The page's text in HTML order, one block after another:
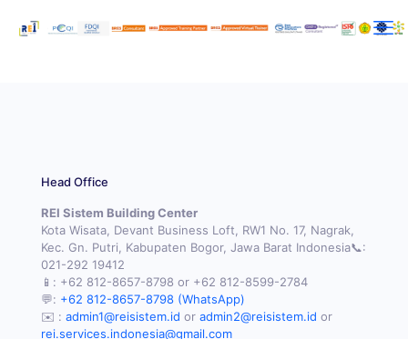
Head Office
REI Sistem Building Center
Kota Wisata, Devant Business Loft, RW1 No. 17, Nagrak,
Kec. Gn. Putri, Kabupaten Bogor, Jawa Barat Indonesia📞:
021-292 19412
📱: +62 812-8657-8798 or +62 812-8599-2784
💬: +62 812-8657-8798 (WhatsApp)
✉️ : admin1@reisistem.id or admin2@reisistem.id or
rei.services.indonesia@gmail.com